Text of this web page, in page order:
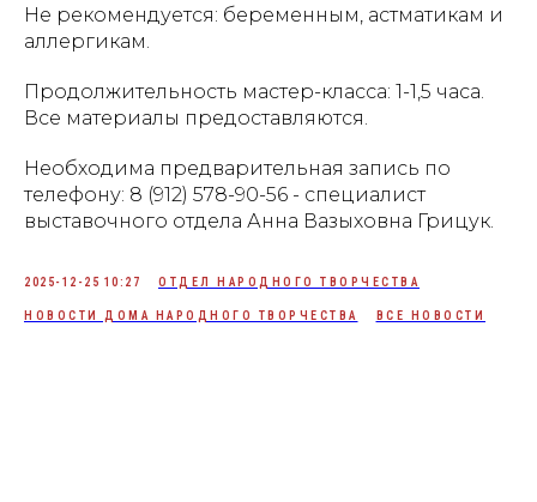
Не рекомендуется: беременным, астматикам и
аллергикам.
Продолжительность мастер-класса: 1-1,5 часа.
Все материалы предоставляются.
Необходима предварительная запись по
телефону: 8 (912) 578-90-56 - специалист
выставочного отдела Анна Вазыховна Грицук.
2025-12-25 10:27 ОТДЕЛ НАРОДНОГО ТВОРЧЕСТВА
НОВОСТИ ДОМА НАРОДНОГО ТВОРЧЕСТВА ВСЕ НОВОСТИ